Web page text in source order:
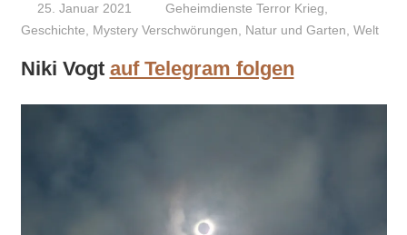
25. Januar 2021 Niki Vogt
Geheimdienste Terror Krieg,
Geschichte, Mystery Verschwörungen, Natur und Garten, Welt
Niki Vogt auf Telegram folgen